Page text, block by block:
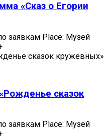
«Сказ о Егории
заявкам Place: Музей
сказок кружевных»
сказок
заявкам Place: Музей